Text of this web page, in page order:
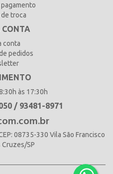
troca
conta
pedidos
às 17:30h
/ 93481-8971
08735-330 Vila São Francisco
Cruzes/SP